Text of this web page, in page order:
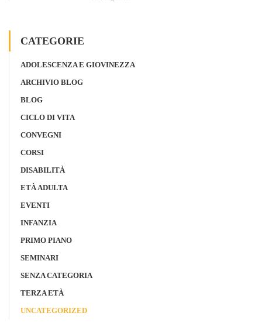
CATEGORIE
ADOLESCENZA E GIOVINEZZA
ARCHIVIO BLOG
BLOG
CICLO DI VITA
CONVEGNI
CORSI
DISABILITÀ
ETÀ ADULTA
EVENTI
INFANZIA
PRIMO PIANO
SEMINARI
SENZA CATEGORIA
TERZA ETÀ
UNCATEGORIZED